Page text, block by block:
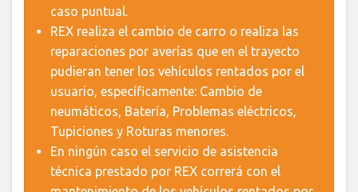
caso puntual.
REX realiza el cambio de carro o realiza las
reparaciones por averías que en el trayecto
pudieran tener los vehículos rentados por el
usuario, específicamente: Cambio de
neumáticos, Batería, Problemas eléctricos,
Tupiciones y Roturas menores.
En ningún caso el servicio de asistencia
técnica prestado por REX correrá con el